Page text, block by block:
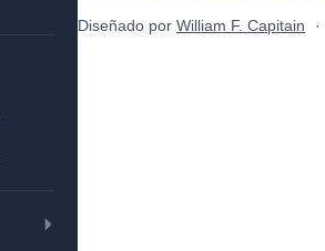
Diseñado por William F. Capitain